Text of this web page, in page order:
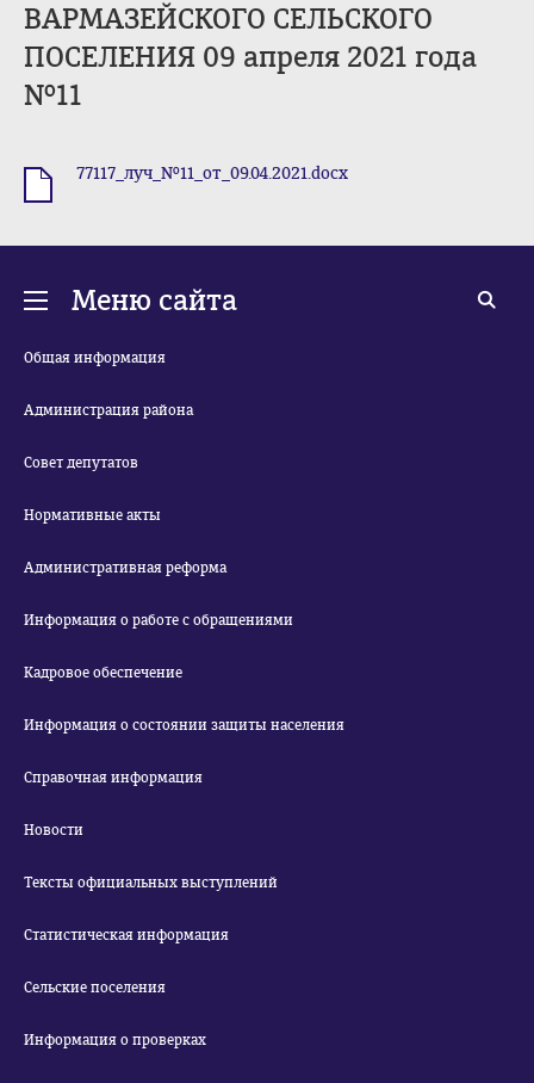
ВАРМАЗЕЙСКОГО СЕЛЬСКОГО
ПОСЕЛЕНИЯ 09 апреля 2021 года
№11
77117_луч_№11_от_09.04.2021.docx
Меню сайта
Общая информация
Администрация района
Совет депутатов
Нормативные акты
Административная реформа
Информация о работе с обращениями
Кадровое обеспечение
Информация о состоянии защиты населения
Справочная информация
Новости
Тексты официальных выступлений
Статистическая информация
Сельские поселения
Информация о проверках